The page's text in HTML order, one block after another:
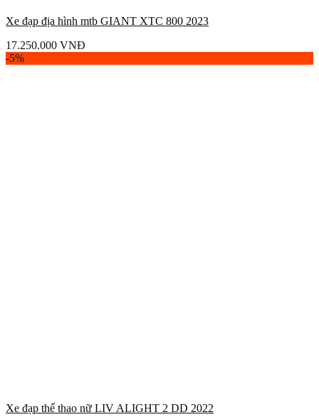
Xe đạp địa hình mtb GIANT XTC 800 2023
17.250.000 VNĐ
-5%
Xe đạp thể thao nữ LIV ALIGHT 2 DD 2022